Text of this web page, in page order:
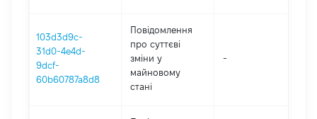
103d3d9c-
31d0-4e4d-
9dcf-
60b60787a8d8
Повідомлення
про суттєві
зміни y
майновому
стані
-